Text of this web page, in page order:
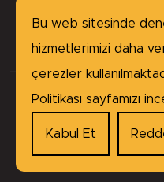
Copyright © 2026
Bu web sitesinde
hizmetlerimizi daha
çerezler
Politikası sayfamızı
Kabul Et